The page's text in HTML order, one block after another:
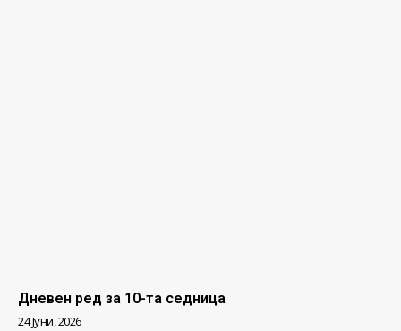
Дневен ред за 10-та седница
24 Јуни, 2026